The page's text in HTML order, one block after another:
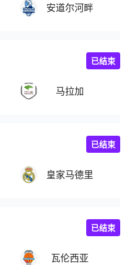
安道尔河畔
马拉加
已结束
皇家马德里
已结束
瓦伦西亚
已结束